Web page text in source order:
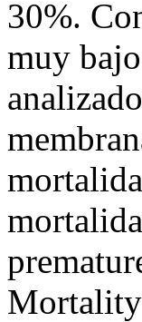
30%.
muy